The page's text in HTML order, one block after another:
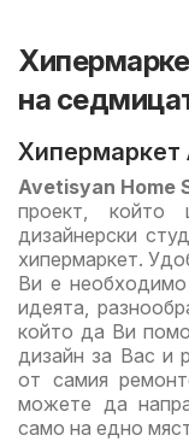
на
Хипермаркет
Avetisyan Home
проект, който
дизайнерски
хипермаркет.
Ви е
идеята,
който да Ви
дизайн за Вас и
от самия
можете да
само на едно